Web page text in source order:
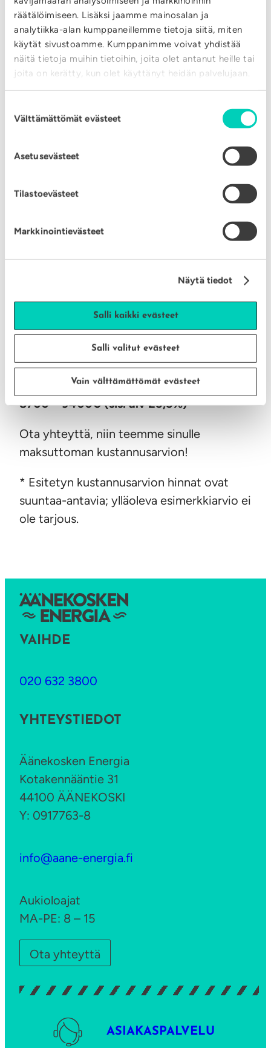
räätälöimiseen. Lisäksi jaamme mainosalan ja
analytiikka-alan kumppaneillemme tietoja siitä, miten
käytät sivustoamme. Kumppanimme voivat yhdistää
näitä tietoja muihin tietoihin, joita olet antanut heille tai
joita on kerätty, kun olet käyttänyt heidän palvelujaan.
valinta
Välttämättömät evästeet
Asetusevästeet
Tilastoevästeet
Markkinointievästeet
Näytä tiedot
Salli kaikki evästeet
Salli valitut evästeet
Vain välttämättömät evästeet
Säätökeskus Siemens RVD 144
Ensiö- ja toisiopuolen sulut sekä
ensiöpuolen paine- ja lämpömittarit
Lämmityspumpulla virtauskytkin ja
pysäytystermostaatti
Asennus kattilan tilalle noin 2000 – 2500
Asennustyöt tehdään urakoitsijan
toimesta tuntityönä.
Laite, liittymä ja asennus yhteensä noin
8700 – 9400€ (sis. alv 25,5%)*
Ota yhteyttä, niin teemme sinulle
maksuttoman kustannusarvion!
* Esitetyn kustannusarvion hinnat ovat
suuntaa-antavia; ylläoleva esimerkkiarvio ei
ole tarjous.
VAIHDE
020 632 3800
YHTEYSTIEDOT
Äänekosken Energia
Kotakennääntie 31
44100 ÄÄNEKOSKI
Y: 0917763-8
info@aane-energia.fi
Aukioloajat
MA-PE: 8 – 15
Ota yhteyttä
ASIAKASPALVELU